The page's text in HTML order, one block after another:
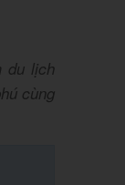
du lịch
cùng